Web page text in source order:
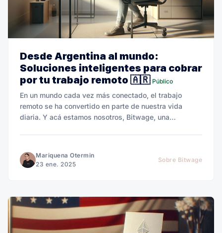
Desde Argentina al mundo:
Soluciones inteligentes para cobrar
por tu trabajo remoto 🇦🇷 Público
En un mundo cada vez más conectado, el trabajo
remoto se ha convertido en parte de nuestra vida
diaria. Y acá estamos nosotros, Bitwage, una
Mariquena Otermin
23 ene. 2025
Sobre Bitwage